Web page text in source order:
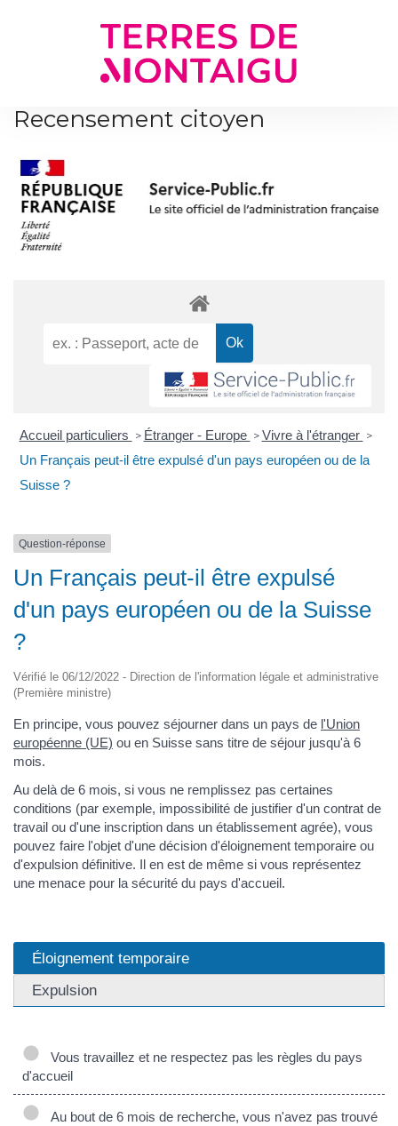
Recensement citoyen
Accueil particuliers > Étranger - Europe > Vivre à l'étranger >
Un Français peut-il être expulsé d'un pays européen ou de la
Suisse ?
Question-réponse
Un Français peut-il être expulsé
d'un pays européen ou de la Suisse
?
Vérifié le 06/12/2022 - Direction de l'information légale et administrative
(Première ministre)
En principe, vous pouvez séjourner dans un pays de l'Union
européenne (UE) ou en Suisse sans titre de séjour jusqu'à 6
mois.
Au delà de 6 mois, si vous ne remplissez pas certaines
conditions (par exemple, impossibilité de justifier d'un contrat de
travail ou d'une inscription dans un établissement agrée), vous
pouvez faire l'objet d'une décision d'éloignement temporaire ou
d'expulsion définitive. Il en est de même si vous représentez
une menace pour la sécurité du pays d'accueil.
Éloignement temporaire
Expulsion
Vous travaillez et ne respectez pas les règles du pays
d'accueil
Au bout de 6 mois de recherche, vous n'avez pas trouvé